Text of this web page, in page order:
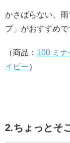
かさばらない、
プ」がおすすめで
（商品： 100 ミ
イビー）
2.ちょっとそ